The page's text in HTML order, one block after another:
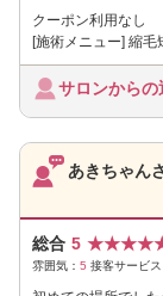
クーポン利用なし
[施術メニュー] 縮毛
サロンからの
あきちゃん
総合 5 ★★★★
雰囲気： 5 接客サービス